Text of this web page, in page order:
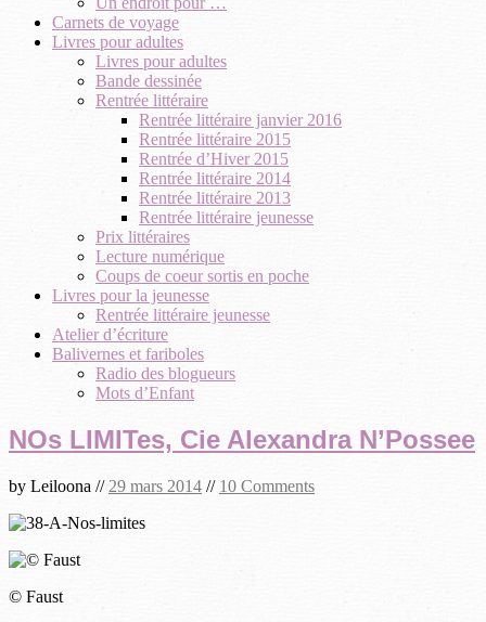
Carnets de voyage
Livres pour adultes
Livres pour adultes
Bande dessinée
Rentrée littéraire
Rentrée littéraire janvier 2016
Rentrée littéraire 2015
Rentrée d’Hiver 2015
Rentrée littéraire 2014
Rentrée littéraire 2013
Rentrée littéraire jeunesse
Prix littéraires
Lecture numérique
Coups de coeur sortis en poche
Livres pour la jeunesse
Rentrée littéraire jeunesse
Atelier d’écriture
Balivernes et fariboles
Radio des blogueurs
Mots d’Enfant
NOs LIMITes, Cie Alexandra N’Possee
by Leiloona // 29 mars 2014 // 10 Comments
© Faust